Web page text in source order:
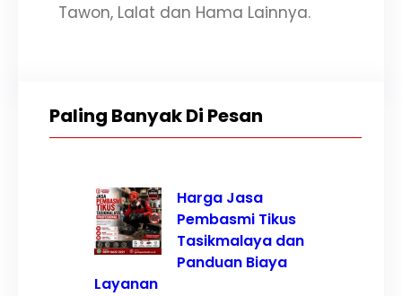
Tawon, Lalat dan Hama Lainnya.
Paling Banyak Di Pesan
Harga Jasa
Pembasmi Tikus
Tasikmalaya dan
Panduan Biaya
Layanan